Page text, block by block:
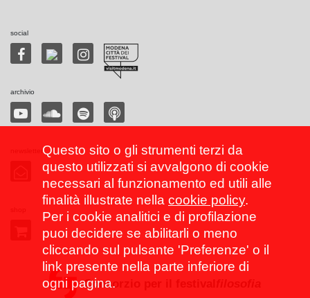
social
archivio
Consorzio per il festival
Questo sito o gli strumenti terzi da
questo utilizzati si avvalgono di cookie
necessari al funzionamento ed utili alle
finalità illustrate nella cookie policy.
Per i cookie analitici e di profilazione
puoi decidere se abilitarli o meno
cliccando sul pulsante 'Preferenze' o il
link presente nella parte inferiore di
ogni pagina.